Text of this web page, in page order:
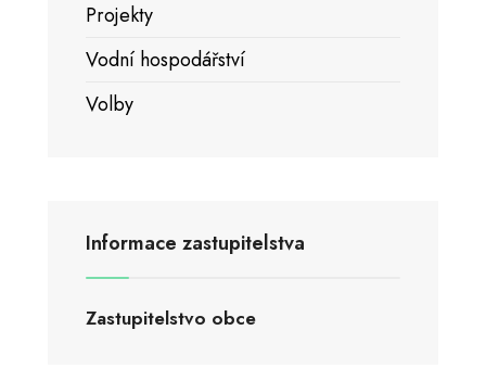
Projekty
Vodní hospodářství
Volby
Informace zastupitelstva
Zastupitelstvo obce